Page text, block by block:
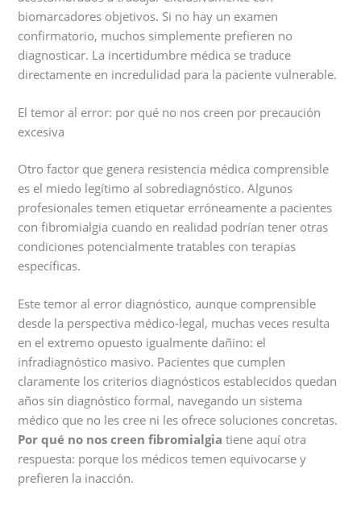
biomarcadores objetivos. Si no hay un examen
confirmatorio, muchos simplemente prefieren no
diagnosticar. La incertidumbre médica se traduce
directamente en incredulidad para la paciente vulnerable.
El temor al error: por qué no nos creen por precaución
excesiva
Otro factor que genera resistencia médica comprensible
es el miedo legítimo al sobrediagnóstico. Algunos
profesionales temen etiquetar erróneamente a pacientes
con fibromialgia cuando en realidad podrían tener otras
condiciones potencialmente tratables con terapias
específicas.
Este temor al error diagnóstico, aunque comprensible
desde la perspectiva médico-legal, muchas veces resulta
en el extremo opuesto igualmente dañino: el
infradiagnóstico masivo. Pacientes que cumplen
claramente los criterios diagnósticos establecidos quedan
años sin diagnóstico formal, navegando un sistema
médico que no les cree ni les ofrece soluciones concretas.
Por qué no nos creen fibromialgia tiene aquí otra
respuesta: porque los médicos temen equivocarse y
prefieren la inacción.